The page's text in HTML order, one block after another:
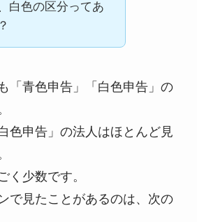
白色の区分ってあ
「青色申告」「白色申告」の
色申告」の法人はほとんど見
く少数です。
で見たことがあるのは、次の